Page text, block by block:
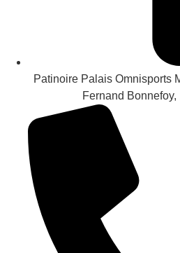
Patinoire Palais Omnisports
Fernand